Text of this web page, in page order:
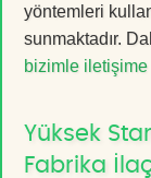
yöntemleri
sunmaktadır.
bizimle iletişime
Yüksek
Fabrika